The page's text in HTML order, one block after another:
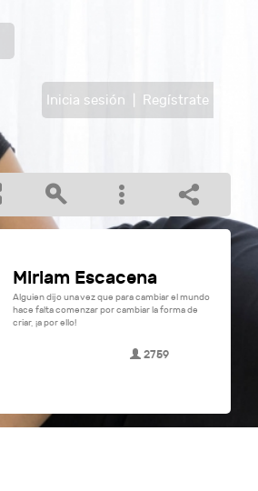
Inicia sesión Regístrate
Miriam Escacena
Alguien dijo una vez que para cambiar el mundo
hace falta comenzar por cambiar la forma de
criar, ¡a por ello!
2759